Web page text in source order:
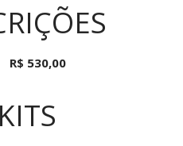
R$ 530,00
KITS